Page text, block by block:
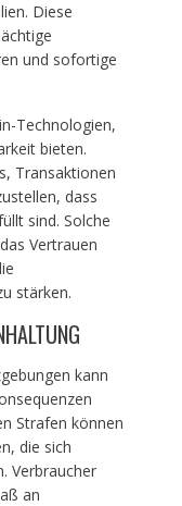
Diese
und sofortige
Technologien,
bieten.
Transaktionen
dass
sind. Solche
Vertrauen
stärken.
kann
Strafen können
die sich
Verbraucher
an